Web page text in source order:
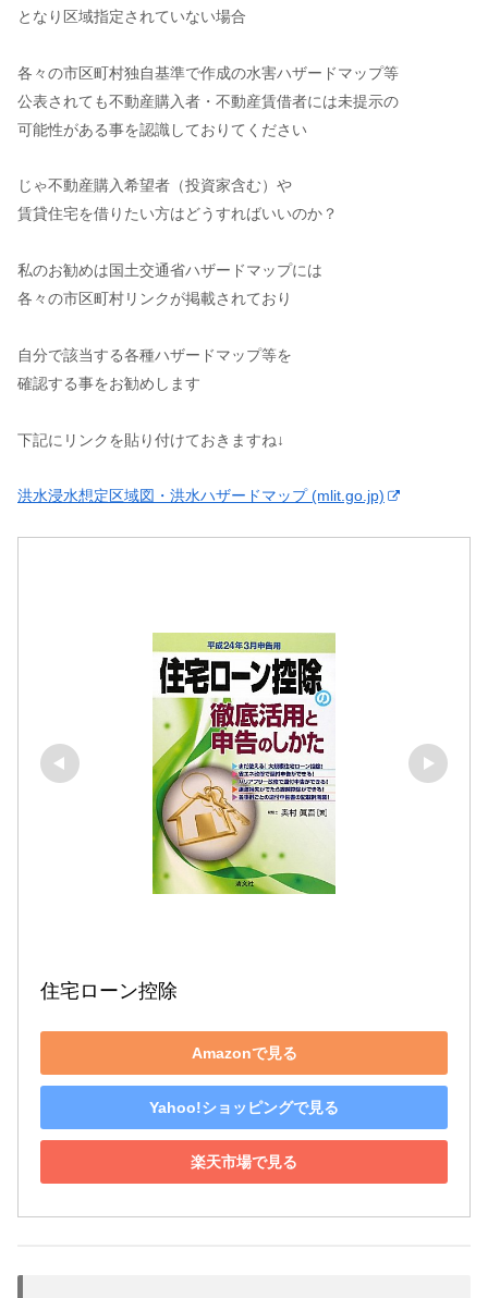
となり区域指定されていない場合
各々の市区町村独自基準で作成の水害ハザードマップ等
公表されても不動産購入者・不動産賃借者には未提示の
可能性がある事を認識しておりてください
じゃ不動産購入希望者（投資家含む）や
賃貸住宅を借りたい方はどうすればいいのか？
私のお勧めは国土交通省ハザードマップには
各々の市区町村リンクが掲載されており
自分で該当する各種ハザードマップ等を
確認する事をお勧めします
下記にリンクを貼り付けておきますね↓
洪水浸水想定区域図・洪水ハザードマップ (mlit.go.jp)
住宅ローン控除
Amazonで見る
Yahoo!ショッピングで見る
楽天市場で見る